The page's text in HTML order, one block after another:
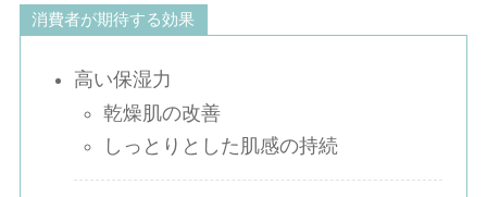
消費者が期待する効果
高い保湿力
乾燥肌の改善
しっとりとした肌感の持続